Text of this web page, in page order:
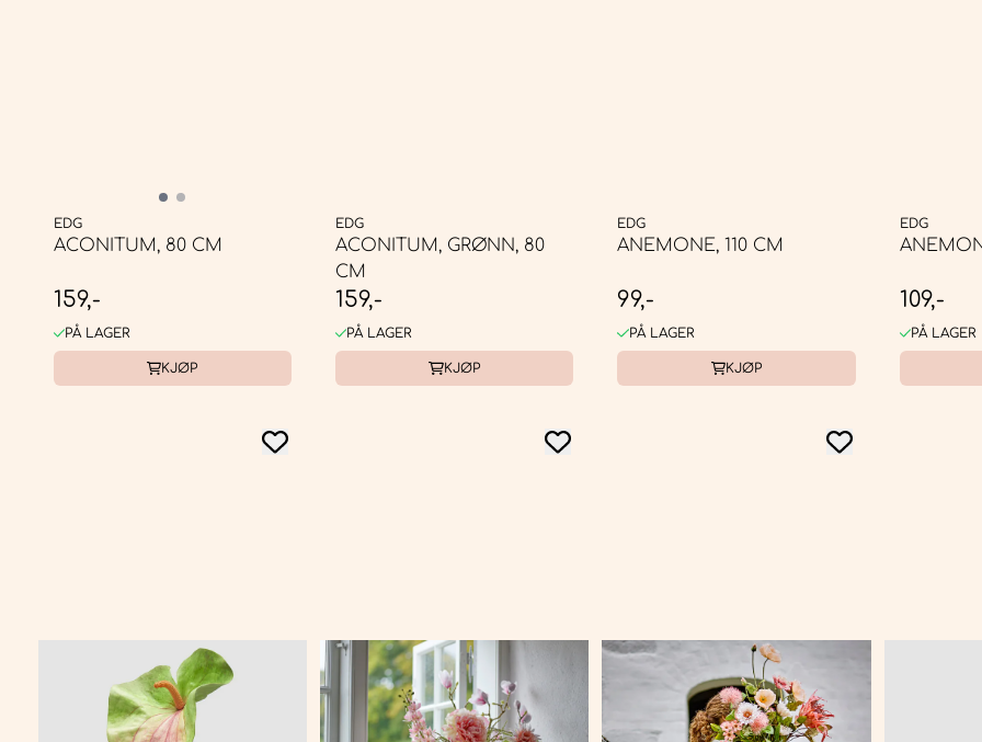
EDG
ACONITUM, 80 CM
159,-
PÅ LAGER
KJØP
EDG
ACONITUM, GRØNN, 80
CM
159,-
PÅ LAGER
KJØP
EDG
ANEMONE, 110 CM
99,-
PÅ LAGER
KJØP
EDG
109,-
PÅ LAGER